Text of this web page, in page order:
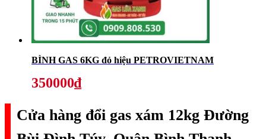
BÌNH GAS 6KG đỏ hiệu PETROVIETNAM
350000₫
Cửa hàng đổi gas xám 12kg Đường